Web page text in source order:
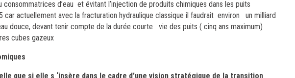
d’eau et évitant l’injection de produits chimiques dans les puits
actuellement avec la fracturation hydraulique classique il faudrait environ un milliard
douce, devant tenir compte de la durée courte vie des puits ( cinq ans maximum)
cubes gazeux
que si elle s ‘insère dans le cadre d’une vision stratégique de la transition